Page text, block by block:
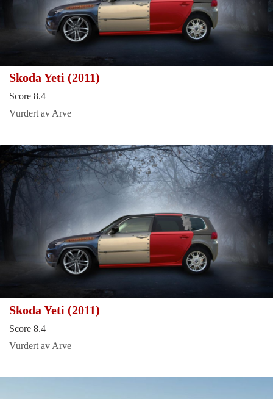
Skoda Yeti (2011)
Score 8.4
Vurdert av Arve
Skoda Yeti (2011)
Score 8.4
Vurdert av Arve